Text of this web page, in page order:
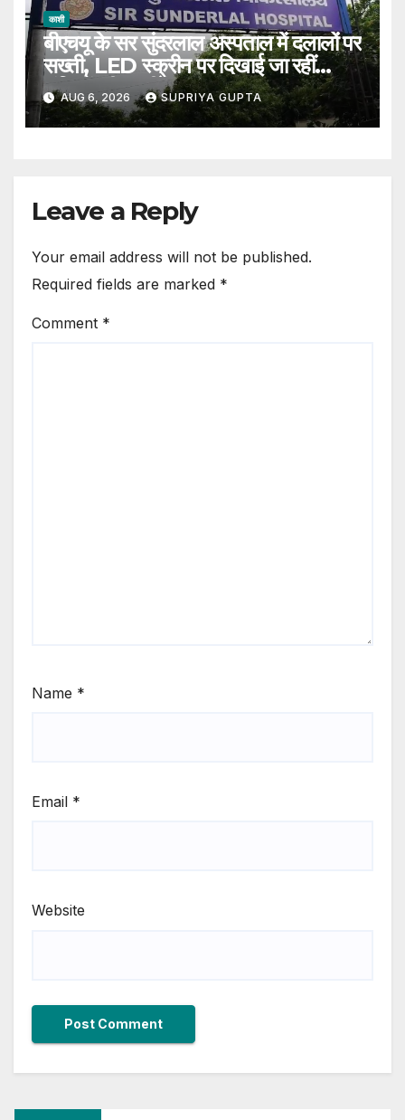
काशी
बीएचयू के सर सुंदरलाल अस्पताल में दलालों पर
सख्ती, LED स्क्रीन पर दिखाई जा रहीं
संदिग्धों की तस्वीरें
AUG 6, 2026 SUPRIYA GUPTA
Leave a Reply
Your email address will not be published.
Required fields are marked *
Comment *
Name *
Email *
Website